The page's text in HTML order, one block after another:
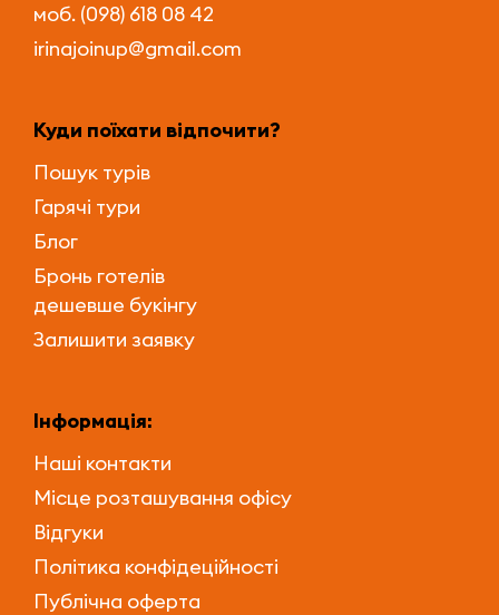
моб. (098) 618 08 42
irinajoinup@gmail.com
Куди поїхати відпочити?
Пошук турів
Гарячі тури
Блог
Бронь готелів
дешевше букінгу
Залишити заявку
Інформація:
Наші контакти
Місце розташування офісу
Відгуки
Політика конфідеційності
Публічна оферта